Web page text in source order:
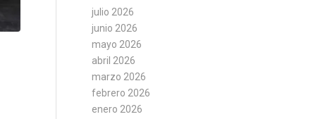
julio 2026
junio 2026
mayo 2026
abril 2026
marzo 2026
febrero 2026
enero 2026